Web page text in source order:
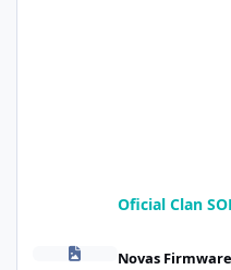
Oficial Clan
Redmi Turbo 5 (klee) ENG
Novas